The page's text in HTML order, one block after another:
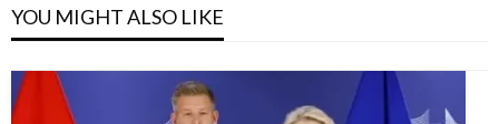
YOU MIGHT ALSO LIKE